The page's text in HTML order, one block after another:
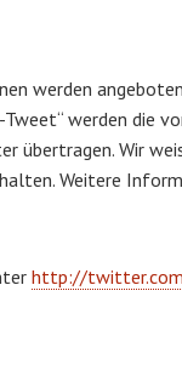
werden
werden
Wir
Weitere
http://